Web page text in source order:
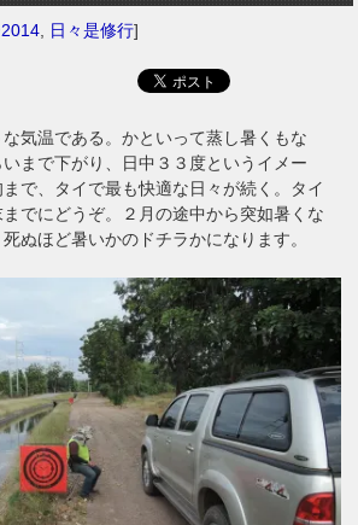
日々是修行]
気温である。かといって蒸し暑くもな
まで下がり、日中３３度というイメー
で、タイで最も快適な日々が続く。タイ
でにどうぞ。２月の途中から突如暑くな
ぬほど暑いかのドチラかになります。